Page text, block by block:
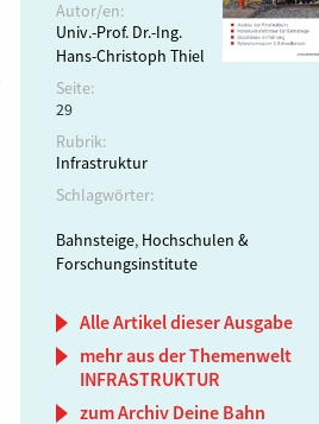
Autor/en:
Univ.-Prof. Dr.-Ing.
Hans-Christoph Thiel
Seite:
29
Rubrik:
Infrastruktur
Schlagwörter:
Bahnsteige, Hochschulen &
Forschungsinstitute
Alle Artikel dieser Ausgabe
mehr aus der Themenwelt
INFRASTRUKTUR
zum Archiv Deine Bahn